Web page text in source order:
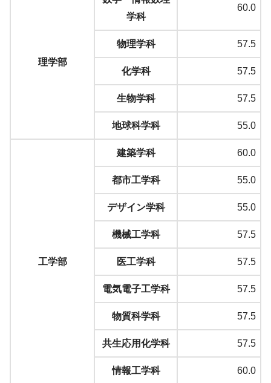
理学部
学科
60.0
物理学科 57.5
化学科 57.5
生物学科 57.5
地球科学科 55.0
工学部
建築学科 60.0
都市工学科 55.0
デザイン学科 55.0
機械工学科 57.5
医工学科 57.5
電気電子工学科 57.5
物質科学科 57.5
共生応用化学科 57.5
情報工学科 60.0